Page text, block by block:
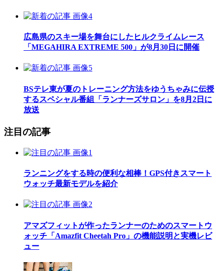
広島県のスキー場を舞台にしたヒルクライムレース
「MEGAHIRA EXTREME 500」が8月30日に開催
BSテレ東が夏のトレーニング方法をゆうちゃみに伝授
するスペシャル番組「ランナーズサロン」を8月2日に
放送
注目の記事
ランニングをする時の便利な相棒！GPS付きスマート
ウォッチ最新モデルを紹介
アマズフィットが作ったランナーのためのスマートウ
ォッチ「Amazfit Cheetah Pro」の機能説明と実機レビ
ュー